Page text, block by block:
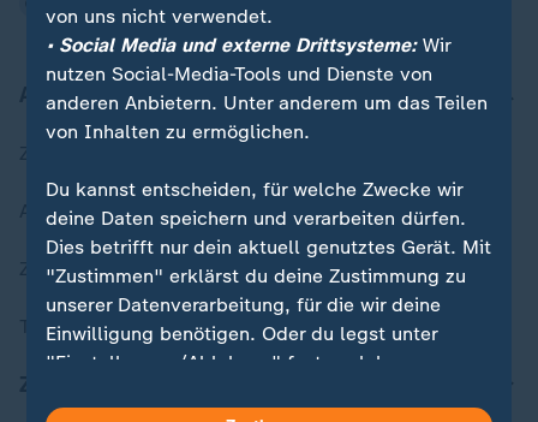
Aktuell bei ZDFheute
Aktuelle Sendungs-Videos
ZDFheute Stories
Themen im Überblick
von uns nicht verwendet.
• Social Media und externe Drittsysteme:Wir
nutzen Social-Media-Tools und Dienste von
anderen Anbietern. Unter anderem um das Teilen
von Inhalten zu ermöglichen.
Du kannst entscheiden, für welche Zwecke wir
deine Daten speichern und verarbeiten dürfen.
Dies betrifft nur dein aktuell genutztes Gerät. Mit
"Zustimmen" erklärst du deine Zustimmung zu
unserer Datenverarbeitung, für die wir deine
Einwilligung benötigen. Oder du legst unter
"Einstellungen/Ablehnen" fest, welchen